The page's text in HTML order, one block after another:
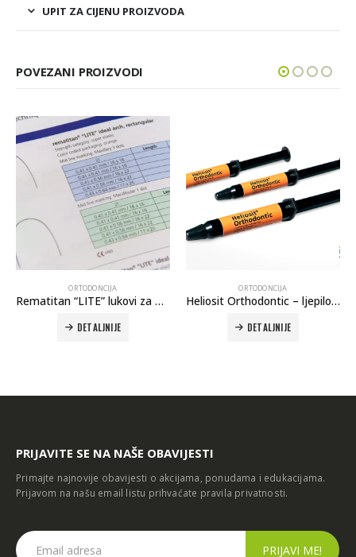
UPIT ZA CIJENU PROIZVODA
POVEZANI PROIZVODI
ORTODONCIJA
DETALJNIJE
ORTODONCIJA
Intraoralne gumice
DETALJNIJE
PRIJAVITE SE NA NAŠE OBAVIJESTI
Primajte najnovije obavijesti o akcijama, ponudama i edukacijama.
Prijavom na našu email listu prihvaćate pravila privatnosti.